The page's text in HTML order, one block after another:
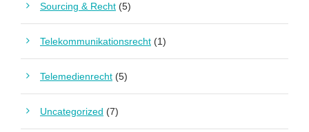
Sourcing & Recht (5)
Telekommunikationsrecht (1)
Telemedienrecht (5)
Uncategorized (7)